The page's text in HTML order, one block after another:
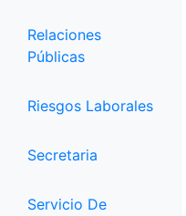
Relaciones
Públicas
Riesgos Laborales
Secretaria
Servicio De